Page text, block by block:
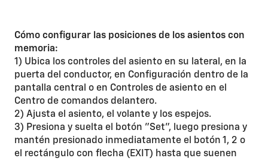
Cómo configurar las posiciones de los asientos con
memoria:
1) Ubica los controles del asiento en su lateral, en la
puerta del conductor, en Configuración dentro de la
pantalla central o en Controles de asiento en el
Centro de comandos delantero.
2) Ajusta el asiento, el volante y los espejos.
3) Presiona y suelta el botón "Set", luego presiona y
mantén presionado inmediatamente el botón 1, 2 o
el rectángulo con flecha (EXIT) hasta que suenen